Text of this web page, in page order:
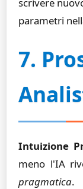
parametri
7.
Intuizione
meno l'IA
pragmatica.